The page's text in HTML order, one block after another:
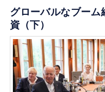
グローバルなブー
資（下）